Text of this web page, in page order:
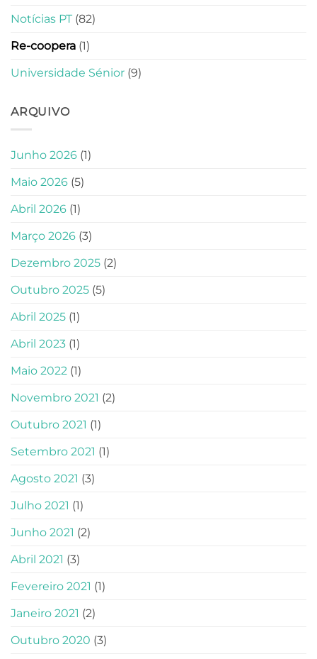
Notícias PT (82)
Re-coopera (1)
Universidade Sénior (9)
ARQUIVO
Junho 2026 (1)
Maio 2026 (5)
Abril 2026 (1)
Março 2026 (3)
Dezembro 2025 (2)
Outubro 2025 (5)
Abril 2025 (1)
Abril 2023 (1)
Maio 2022 (1)
Novembro 2021 (2)
Outubro 2021 (1)
Setembro 2021 (1)
Agosto 2021 (3)
Julho 2021 (1)
Junho 2021 (2)
Abril 2021 (3)
Fevereiro 2021 (1)
Janeiro 2021 (2)
Outubro 2020 (3)